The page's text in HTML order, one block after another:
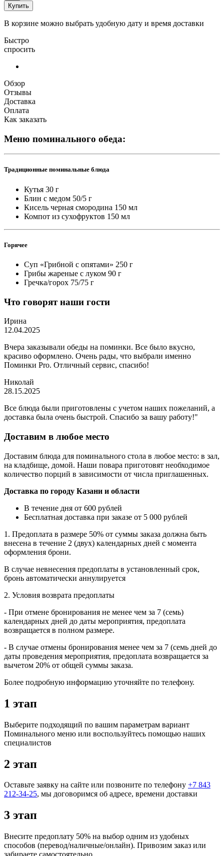
Купить
В корзине можно выбрать удобную дату и время доставки
Быстро
спросить
Обзор
Отзывы
Доставка
Оплата
Как заказать
Меню поминального обеда:
Традиционные поминальные блюда
Кутья 30 г
Блин с медом 50/5 г
Кисель черная смородина 150 мл
Компот из сухофруктов 150 мл
Горячее
Суп «Грибной с опятами» 250 г
Грибы жареные с луком 90 г
Гречка/горох 75/75 г
Что говорят наши гости
Ирина
12.04.2025
Вчера заказывали обеды на поминки. Все было вкусно,
красиво оформлено. Очень рады, что выбрали именно
Поминки Pro. Отличный сервис, спасибо!
Николай
28.15.2025
Все блюда были приготовлены с учетом наших пожеланий, а
доставка была очень быстрой. Спасибо за вашу работу!"
Доставим в любое место
Доставим блюда для поминального стола в любое место: в зал,
на кладбище, домой. Наши повара приготовят необходимое
количество порций в зависимости от числа приглашенных.
Доставка по городу Казани и области
В течение дня от 600 рублей
Бесплатная доставка при заказе от 5 000 рублей
1. Предоплата в размере 50% от суммы заказа должна быть
внесена в течение 2 (двух) календарных дней с момента
оформления брони.
B случае невнесения предоплаты в установленный срок,
бронь автоматически аннулируется
2. Условия возврата предоплаты
- При отмене бронирования не менее чем за 7 (семь)
календарных дней до даты мероприятия, предоплата
возвращается в полном размере.
- В случае отмены бронирования менее чем за 7 (семь дней до
даты проведения мероприятия, предоплата возвращается за
вычетом 20% от общей суммы заказа.
Более подробную информацию уточняйте по телефону.
1 этап
Выберите подходящий по вашим параметрам вариант
Поминального меню или воспользуйтесь помощью наших
специалистов
2 этап
Оставьте заявку на сайте или позвоните по телефону +7 843
212-34-25, мы договоримся об адресе, времени доставки
3 этап
Внесите предоплату 50% на выбор одним из удобных
способов (перевод/наличные/онлайн). Привозим заказ или